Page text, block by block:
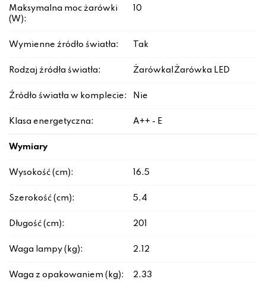
Maksymalna moc żarówki
(W):
10
Wymienne źródło światła: Tak
Rodzaj źródła światła: Żarówka|Żarówka LED
Źródło światła w komplecie: Nie
Klasa energetyczna: A++ - E
Wymiary
Wysokość (cm): 16.5
Szerokość (cm): 5.4
Długość (cm): 201
Waga lampy (kg): 2.12
Waga z opakowaniem (kg): 2.33